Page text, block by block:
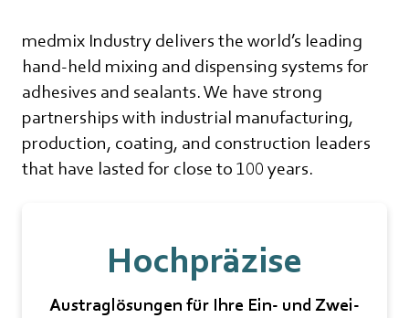
medmix Industry delivers the world’s leading
hand-held mixing and dispensing systems for
adhesives and sealants. We have strong
partnerships with industrial manufacturing,
production, coating, and construction leaders
that have lasted for close to 100 years.
Hochpräzise
Austraglösungen für Ihre Ein- und Zwei-